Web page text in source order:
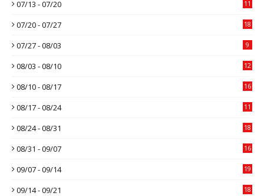
07/13 - 07/20 11
07/20 - 07/27 18
07/27 - 08/03 9
08/03 - 08/10 12
08/10 - 08/17 16
08/17 - 08/24 11
08/24 - 08/31 18
08/31 - 09/07 16
09/07 - 09/14 19
09/14 - 09/21 18